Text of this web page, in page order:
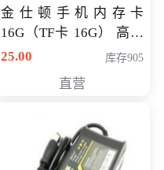
金仕顿手机内存卡
16G（TF卡 16G） 高速
卡 CLASS 10
25.00 库存905
直营